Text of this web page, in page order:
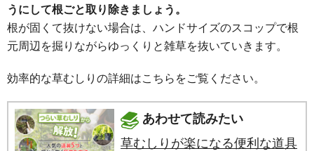
うにして根ごと取り除きましょう。
根が固くて抜けない場合は、ハンドサイズのスコップで根
元周辺を掘りながらゆっくりと雑草を抜いていきます。
効率的な草むしりの詳細はこちらをご覧ください。
あわせて読みたい
草むしりが楽になる便利な道具